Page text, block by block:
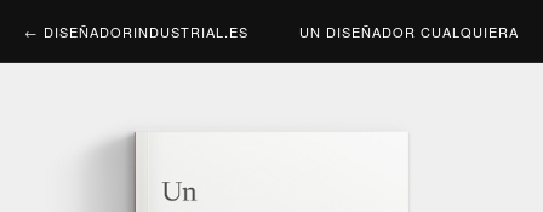
← DISEÑADORINDUSTRIAL.ES UN DISEÑADOR CUALQUIERA